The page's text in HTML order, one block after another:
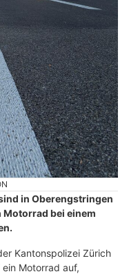
in Oberengstringen
Motorrad bei einem
Kantonspolizei Zürich
Motorrad auf,